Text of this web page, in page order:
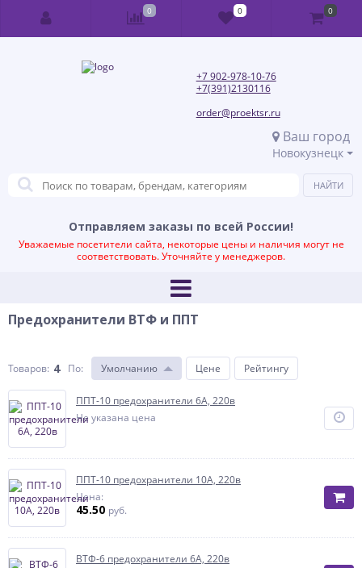
+7 902-978-10-76
+7(391)2130116
order@proektsr.ru
Ваш город
Новокузнецк
Отправляем заказы по всей России!
Уважаемые посетители сайта, некоторые цены и наличия могут не
соответствовать. Уточняйте у менеджеров.
Предохранители ВТФ и ППТ
Товаров: 4 По: Умолчанию Цене Рейтингу
ППТ-10 предохранители 6А, 220в
Не указана цена
ППТ-10 предохранители 10А, 220в
Цена:
45.50 руб.
ВТФ-6 предохранители 6А, 220в
0 0 0